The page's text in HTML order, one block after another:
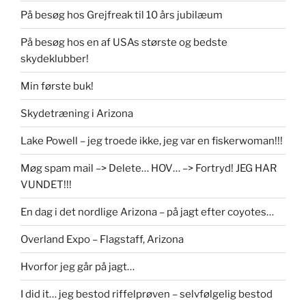
På besøg hos Grejfreak til 10 års jubilæum
På besøg hos en af USAs største og bedste
skydeklubber!
Min første buk!
Skydetræning i Arizona
Lake Powell – jeg troede ikke, jeg var en fiskerwoman!!!
Møg spam mail –> Delete… HOV… –> Fortryd! JEG HAR
VUNDET!!!
En dag i det nordlige Arizona – på jagt efter coyotes…
Overland Expo – Flagstaff, Arizona
Hvorfor jeg går på jagt…
I did it… jeg bestod riffelprøven – selvfølgelig bestod